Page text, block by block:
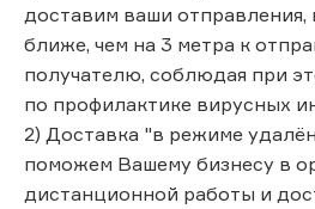
доставим ваши отправления,
ближе, чем на 3 метра к
получателю, соблюдая при
по профилактике вирусных
2) Доставка "в режиме
поможем Вашему бизнесу в
дистанционной работы и